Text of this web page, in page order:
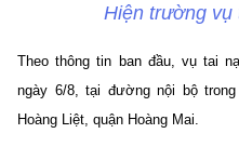
Hiện trường vụ
Theo thông tin ban đầu, vụ tai
ngày 6/8, tại đường nội bộ
Hoàng Liệt, quận Hoàng Mai.